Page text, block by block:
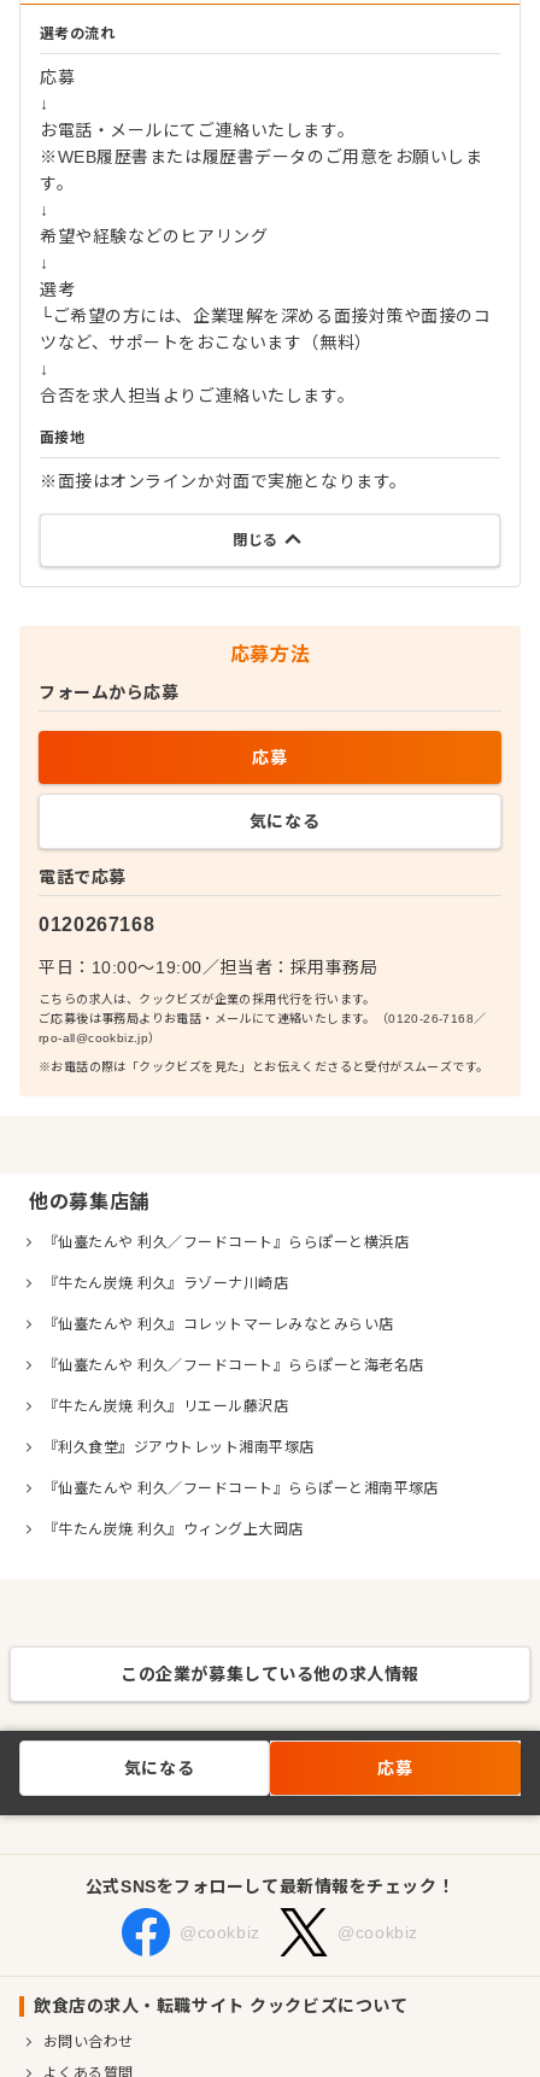
選考の流れ
応募
↓
お電話・メールにてご連絡いたします。
※WEB履歴書または履歴書データのご用意をお願いしま
す。
↓
希望や経験などのヒアリング
↓
選考
└ご希望の方には、企業理解を深める面接対策や面接のコ
ツなど、サポートをおこないます（無料）
↓
合否を求人担当よりご連絡いたします。
面接地
※面接はオンラインか対面で実施となります。
閉じる
応募方法
電話で応募
0120267168
平日：10:00〜19:00／担当者： 採用事務局
こちらの求人は、クックビズが企業の採用代行を行います。
ご応募後は事務局よりお電話・メールにて連絡いたします。（0120-26-7168／
rpo-all@cookbiz.jp）
※お電話の際は「クックビズを見た」とお伝えくださると受付がスムーズです。
フォームから応募
応募
気になる
他の募集店舗
『仙臺たんや 利久／フードコート』ららぽーと横浜店
『牛たん炭焼 利久』ラゾーナ川崎店
『仙臺たんや 利久』コレットマーレみなとみらい店
『仙臺たんや 利久／フードコート』ららぽーと海老名店
『牛たん炭焼 利久』リエール藤沢店
『利久食堂』ジアウトレット湘南平塚店
『仙臺たんや 利久／フードコート』ららぽーと湘南平塚店
『牛たん炭焼 利久』ウィング上大岡店
この企業が募集している他の求人情報
気になる 応募
公式SNSをフォローして最新情報をチェック！
@cookbiz @cookbiz
飲食店の求人・転職サイト クックビズについて
お問い合わせ
よくある質問